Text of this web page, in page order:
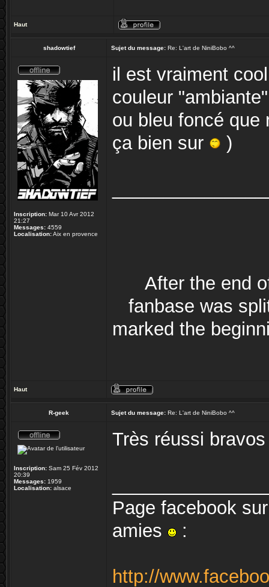
Haut
shadowtief Sujet du message: Re: L'art de NiniBobo ^^
Inscription: Mar 10 Avr 2012
21:27
Messages: 4559
Localisation:Aix en provence
il est vraiment
couleur
ou bleu foncé que
ça bien sur
)
After the end
fanbase was
marked the
Haut
R-geek Sujet du message: Re: L'art de NiniBobo ^^
Inscription: Sam 25 Fév 2012
20:39
Messages: 1959
Localisation: alsace
Très réussi
Page facebook
amies
:
http://